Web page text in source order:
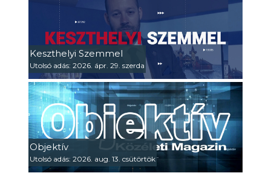
Keszthelyi Szemmel
Utolsó adás: 2026. ápr. 29. szerda
Objektív
Utolsó adás: 2026. aug. 13. csütörtök